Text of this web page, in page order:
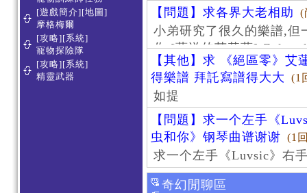
[遊戲簡介][地圖]
摩格梅爾
[攻略][系統]
寵物探險隊
[攻略][系統]
精靈武器
【問題】求各界大老相助
(
小弟研究了很久的樂譜,但
作 [葬送的芙莉蓮]-
【其他】求 《絕區零》艾
得樂譜 拜託寫譜得大大
(1
如提
【問題】求一个左手《
虫和你》钢琴曲谱谢谢 (1
求一个左手《Luvsic》右
奇幻閒聊區